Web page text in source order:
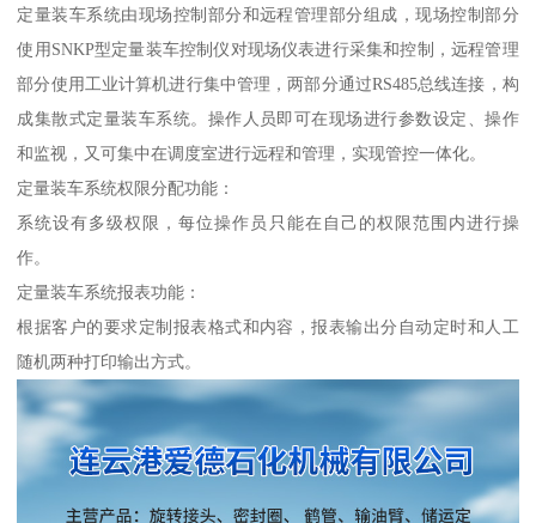
定量装车系统由现场控制部分和远程管理部分组成，现场控制部分
使用SNKP型定量装车控制仪对现场仪表进行采集和控制，远程管理
部分使用工业计算机进行集中管理，两部分通过RS485总线连接，构
成集散式定量装车系统。操作人员即可在现场进行参数设定、操作
和监视，又可集中在调度室进行远程和管理，实现管控一体化。
定量装车系统权限分配功能：
系统设有多级权限，每位操作员只能在自己的权限范围内进行操
作。
定量装车系统报表功能：
根据客户的要求定制报表格式和内容，报表输出分自动定时和人工
随机两种打印输出方式。